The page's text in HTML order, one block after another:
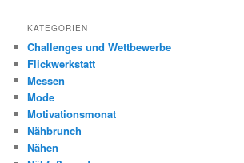
KATEGORIEN
Challenges und Wettbewerbe
Flickwerkstatt
Messen
Mode
Motivationsmonat
Nähbrunch
Nähen